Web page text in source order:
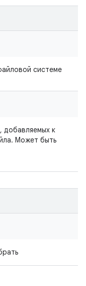
системе
добавляемых к
Может быть